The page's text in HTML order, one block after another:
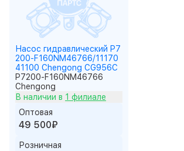
Насос гидравлический P7
200-F160NM46766/11170
41100 Chengong CG956C
P7200-F160NM46766
Chengong
В наличии в 1 филиале
Оптовая
49 500₽
Розничная